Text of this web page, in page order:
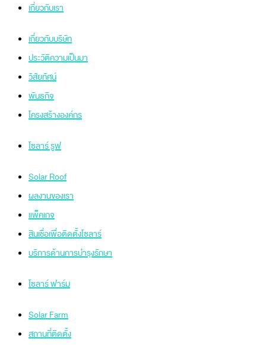
เกี่ยวกับเรา
เกี่ยวกับบริษัท
ประวัติความเป็นมา
วิสัยทัศน์
พันธกิจ
โครงสร้างองค์กร
โซลาร์ รูฟ
Solar Roof
ผลงานของเรา
แพ็คเกจ
สินเชื่อเพื่อติดตั้งโซลาร์
บริการด้านการบำรุงรักษา
โซลาร์ ฟาร์ม
Solar Farm
สถานที่ติดตั้ง